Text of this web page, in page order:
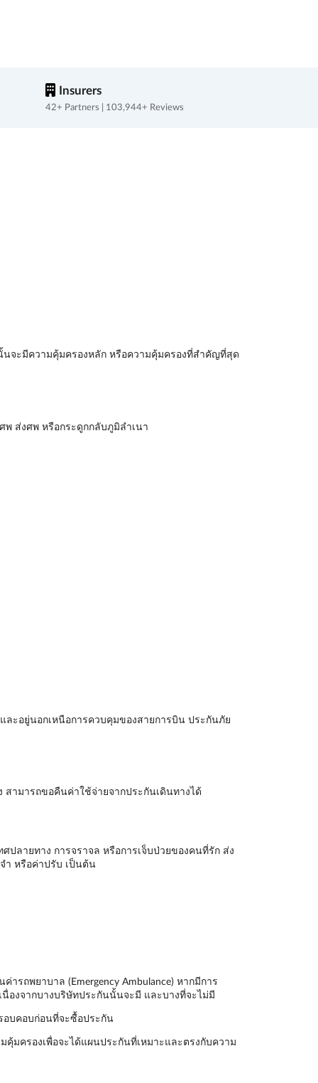
Insurers
42+ Partners | 103,944+ Reviews
จะมีความคุ้มครองหลัก หรือความคุ้มครองที่สำคัญที่สุด
พ ส่งศพ หรือกระดูกกลับภูมิลำเนา
ละอยู่นอกเหนือการควบคุมของสายการบิน ประกันภัย
สามารถขอคืนค่าใช้จ่ายจากประกันเดินทางได้
ปลายทาง การจราจล หรือการเจ็บป่วยของคนที่รัก ส่ง
ำ หรือค่าปรับ เป็นต้น
รถพยาบาล (Emergency Ambulance) หากมีการ
องจากบางบริษัทประกันนั้นจะมี และบางที่จะไม่มี
อบคอบก่อนที่จะซื้อประกัน
มครองเพื่อจะได้แผนประกันที่เหมาะและตรงกับความ